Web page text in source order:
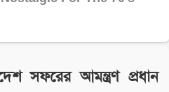
সফরের আমন্ত্রণ প্রধান